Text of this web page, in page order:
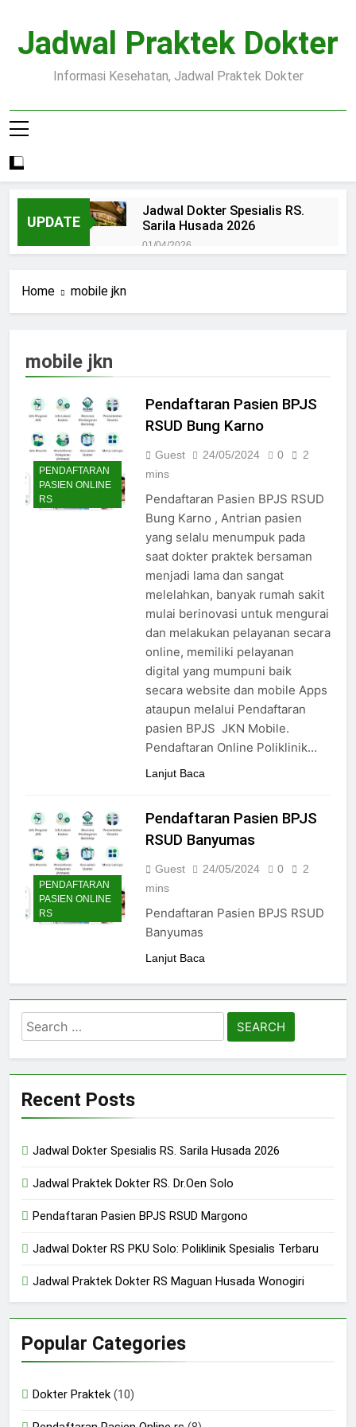
content
Jadwal Praktek Dokter
Informasi Kesehatan, Jadwal Praktek Dokter
UPDATE
Jadwal Dokter Spesialis RS.
Sarila Husada 2026
01/04/2026
Pendaftaran Pasien BPJS
15/07/2025
Jadwal Praktek Dokter RS
Maguan Husada Wonogiri
15/07/2025
Daftar online rs sarila
Jadwal Dokter RS. Puri Asih
Salatiga 2025
15/07/2025
Jadwal Dokter RS Mulia
Hati Wonogiri
15/07/2025
Pendaftaran Pasien BPJS
RSUD Bung Karno
24/05/2024
Pendaftaran Pasien BPJS
RSUD Banyumas
24/05/2024
Home mobile jkn
mobile jkn
PENDAFTARAN
PASIEN ONLINE
RS
Pendaftaran Pasien BPJS
RSUD Bung Karno
Guest 24/05/2024 0
2
mins
Pendaftaran Pasien BPJS RSUD
Bung Karno , Antrian pasien
yang selalu menumpuk pada
saat dokter praktek bersaman
menjadi lama dan sangat
melelahkan, banyak rumah sakit
mulai berinovasi untuk mengurai
dan melakukan pelayanan secara
online, memiliki pelayanan
digital yang mumpuni baik
secara website dan mobile Apps
ataupun melalui Pendaftaran
pasien BPJS JKN Mobile.
Pendaftaran Online Poliklinik…
Lanjut Baca
PENDAFTARAN
PASIEN ONLINE
RS
Pendaftaran Pasien BPJS
RSUD Banyumas
Guest 24/05/2024 0
2
mins
Pendaftaran Pasien BPJS RSUD
Banyumas
Lanjut Baca
Search
for:
Recent Posts
Jadwal Dokter Spesialis RS. Sarila Husada 2026
Jadwal Praktek Dokter RS. Dr.Oen Solo
Pendaftaran Pasien BPJS RSUD Margono
Jadwal Dokter RS PKU Solo: Poliklinik Spesialis Terbaru
Jadwal Praktek Dokter RS Maguan Husada Wonogiri
Popular Categories
Dokter Praktek (10)